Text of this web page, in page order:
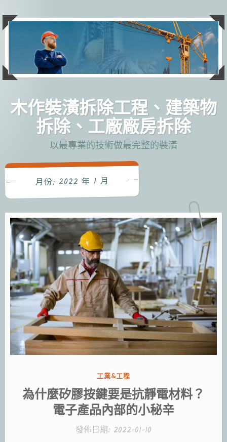
主
木作裝潢拆除工程、建築物
拆除、工廠廠房拆除
以最專業的技術做最完整的裝潢
月份:2022 年 1 月
分
類:
工業&工程
為什麼矽膠按鍵要是抗靜電材料？
電子產品內部的小秘辛
發佈日期: 2022-01-10